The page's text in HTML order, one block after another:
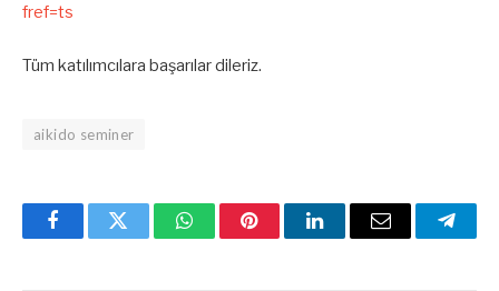
fref=ts
Tüm katılımcılara başarılar dileriz.
aikido seminer
FacebookTwitter WhatsAppPinterestLinkedin'de
Email